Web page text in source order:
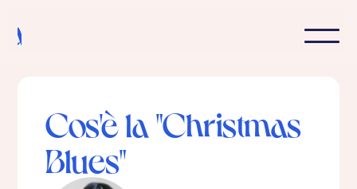
Cos'è la "Christmas
Blues"